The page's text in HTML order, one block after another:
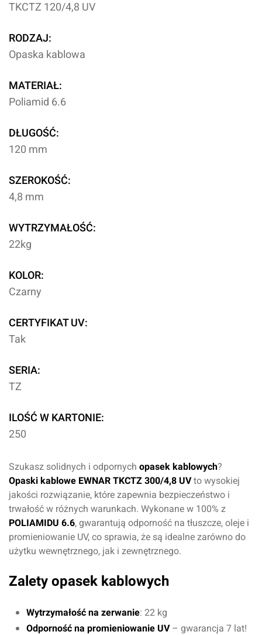
TKCTZ 120/4,8 UV
RODZAJ:
Opaska kablowa
MATERIAŁ:
Poliamid 6.6
DŁUGOŚĆ:
120 mm
SZEROKOŚĆ:
4,8 mm
WYTRZYMAŁOŚĆ:
22kg
KOLOR:
Czarny
CERTYFIKAT UV:
Tak
SERIA:
TZ
ILOŚĆ W KARTONIE:
250
Szukasz solidnych i odpornych opasek kablowych?
Opaski kablowe EWNAR TKCTZ 300/4,8 UVto wysokiej
jakości rozwiązanie, które zapewnia bezpieczeństwo i
trwałość w różnych warunkach. Wykonane w 100% z
POLIAMIDU 6.6, gwarantują odporność na tłuszcze, oleje i
promieniowanie UV, co sprawia, że są idealne zarówno do
użytku wewnętrznego, jak i zewnętrznego.
Zalety opasek kablowych
Wytrzymałość na zerwanie: 22 kg
Odporność na promieniowanie UV– gwarancja 7 lat!